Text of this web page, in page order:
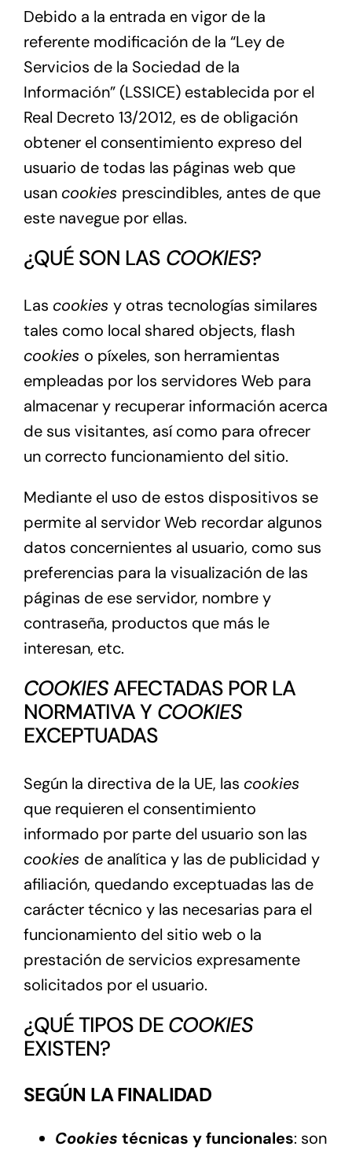
Precio
Blog
Contacto
Debido a la entrada en vigor de la
referente modificación de la “Ley de
Servicios de la Sociedad de la
Información” (LSSICE) establecida por el
Real Decreto 13/2012, es de obligación
obtener el consentimiento expreso del
usuario de todas las páginas web que
usan cookies prescindibles, antes de que
este navegue por ellas.
¿QUÉ SON LAS COOKIES?
Las cookies y otras tecnologías similares
tales como local shared objects, flash
cookies o píxeles, son herramientas
empleadas por los servidores Web para
almacenar y recuperar información acerca
de sus visitantes, así como para ofrecer
un correcto funcionamiento del sitio.
Mediante el uso de estos dispositivos se
permite al servidor Web recordar algunos
datos concernientes al usuario, como sus
preferencias para la visualización de las
páginas de ese servidor, nombre y
contraseña, productos que más le
interesan, etc.
COOKIESAFECTADAS POR LA
NORMATIVA Y COOKIES
EXCEPTUADAS
Según la directiva de la UE, las cookies
que requieren el consentimiento
informado por parte del usuario son las
cookies de analítica y las de publicidad y
afiliación, quedando exceptuadas las de
carácter técnico y las necesarias para el
funcionamiento del sitio web o la
prestación de servicios expresamente
solicitados por el usuario.
¿QUÉ TIPOS DE COOKIES
EXISTEN?
SEGÚN LA FINALIDAD
Cookies técnicas y funcionales: son